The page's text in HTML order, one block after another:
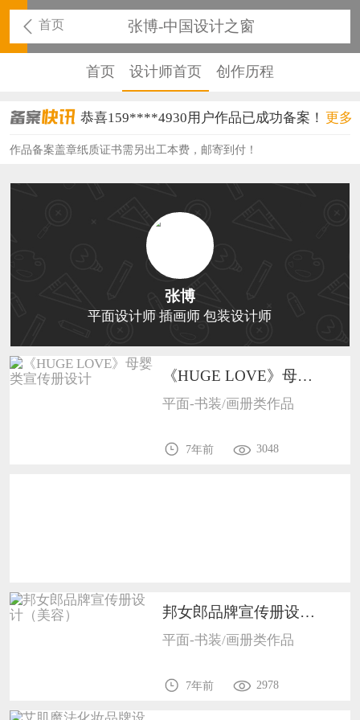
首页 张博-中国设计之窗
首页 设计师首页 创作历程
恭喜159****4930用户作品已成功备案！
恭喜150****6483用户作品已成功备案！
恭喜131****2473用户作品已成功备案！
恭喜159****4201用户作品已成功备案！
恭喜133****6466用户作品已成功备案！
恭喜131****1475用户作品已成功备案！
恭喜133****8874用户作品已成功备案！
恭喜138****8638用户作品已成功备案！
恭喜133****9020用户作品已成功备案！
恭喜136****9807用户作品已成功备案！
更多
作品备案盖章纸质证书需另出工本费，邮寄到付！
张博
平面设计师 插画师 包装设计师
《HUGE LOVE》母婴类宣传册设计1009
平面-书装/画册类作品
7年前 3048
邦女郎品牌宣传册设计（美容）1009
平面-书装/画册类作品
7年前 2978